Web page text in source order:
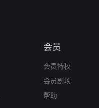
会员
会员特权
会员剧场
帮助